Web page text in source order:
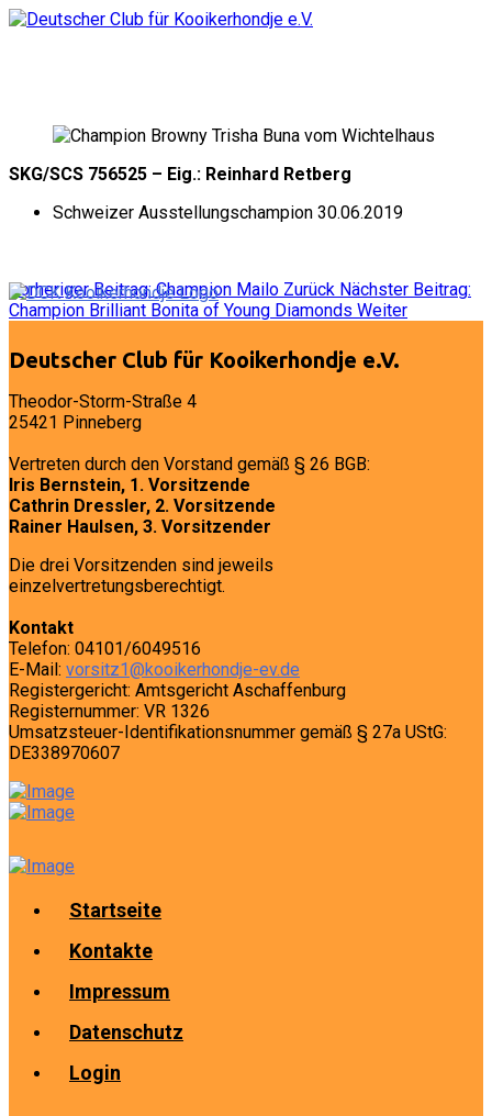
SKG/SCS 756525 – Eig.: Reinhard Retberg
Schweizer Ausstellungschampion 30.06.2019
Vorheriger Beitrag: Champion Mailo Zurück Nächster Beitrag:
Champion Brilliant Bonita of Young Diamonds Weiter
Deutscher Club für Kooikerhondje e.V.
Theodor-Storm-Straße 4
25421 Pinneberg
Vertreten durch den Vorstand gemäß § 26 BGB:
Iris Bernstein, 1. Vorsitzende
Cathrin Dressler, 2. Vorsitzende
Rainer Haulsen, 3. Vorsitzender
Die drei Vorsitzenden sind jeweils
einzelvertretungsberechtigt.
Kontakt
Telefon: 04101/6049516
E-Mail: vorsitz1@kooikerhondje-ev.de
Registergericht: Amtsgericht Aschaffenburg
Registernummer: VR 1326
Umsatzsteuer-Identifikationsnummer gemäß § 27a UStG:
DE338970607
Startseite
Kontakte
Impressum
Datenschutz
Login